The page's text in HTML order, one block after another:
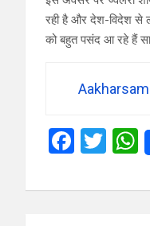
रही है और देश-विदेश से
को बहुत पसंद आ रहे हैं
F
ce
T
tt